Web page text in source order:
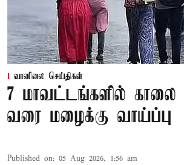
வானிலை செய்திகள்
7 மாவட்டங்களில் காலை
வரை மழைக்கு வாய்ப்பு
Published on: 05 Aug 2026, 1:56 am